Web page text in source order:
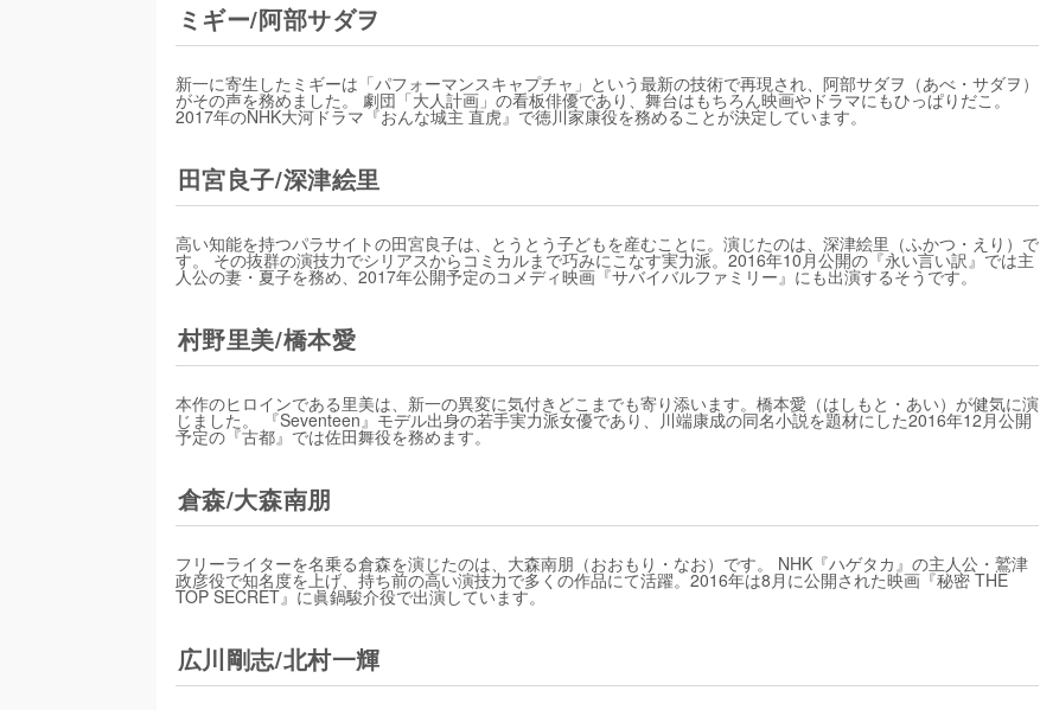
ミギー/阿部サダヲ
新一に寄生したミギーは「パフォーマンスキャプチャ」という最新の技術で再現され、阿部サダヲ（あべ・サダヲ）
がその声を務めました。 劇団「大人計画」の看板俳優であり、舞台はもちろん映画やドラマにもひっぱりだこ。
2017年のNHK大河ドラマ『おんな城主 直虎』で徳川家康役を務めることが決定しています。
田宮良子/深津絵里
高い知能を持つパラサイトの田宮良子は、とうとう子どもを産むことに。演じたのは、深津絵里（ふかつ・えり）で
す。 その抜群の演技力でシリアスからコミカルまで巧みにこなす実力派。2016年10月公開の『永い言い訳』では主
人公の妻・夏子を務め、2017年公開予定のコメディ映画『サバイバルファミリー』にも出演するそうです。
村野里美/橋本愛
本作のヒロインである里美は、新一の異変に気付きどこまでも寄り添います。橋本愛（はしもと・あい）が健気に演
じました。 『Seventeen』モデル出身の若手実力派女優であり、川端康成の同名小説を題材にした2016年12月公開
予定の『古都』では佐田舞役を務めます。
倉森/大森南朋
フリーライターを名乗る倉森を演じたのは、大森南朋（おおもり・なお）です。 NHK『ハゲタカ』の主人公・鷲津
政彦役で知名度を上げ、持ち前の高い演技力で多くの作品にて活躍。2016年は8月に公開された映画『秘密 THE
TOP SECRET』に眞鍋駿介役で出演しています。
広川剛志/北村一輝